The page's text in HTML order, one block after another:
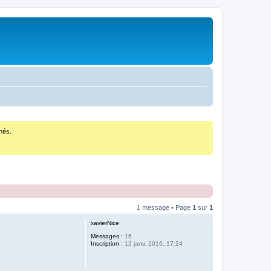
1 message • Page 1 sur 1
xavierNice
Messages : 16
Inscription : 12 janv. 2016, 17:24